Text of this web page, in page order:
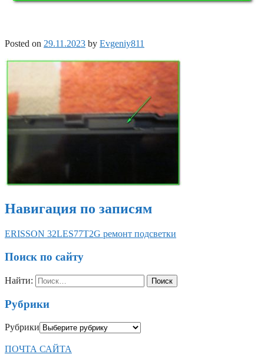
Posted on 29.11.2023 by Evgeniy811
Навигация по записям
ERISSON 32LES77T2G ремонт подсветки
Поиск по сайту
Найти:
Рубрики
Рубрики
ПОЧТА САЙТА